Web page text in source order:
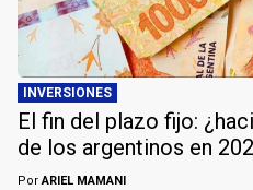
INVERSIONES
El fin del plazo fijo:
de los argentinos en
PorARIEL MAMANI